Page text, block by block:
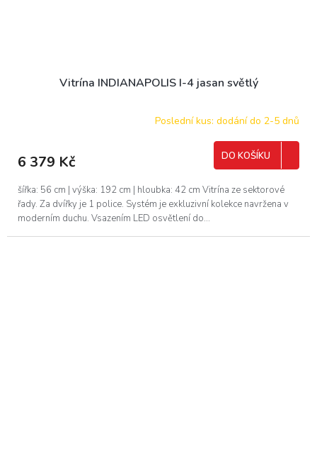
Vitrína INDIANAPOLIS I-4 jasan světlý
Poslední kus: dodání do 2-5 dnů
6 379 Kč DO KOŠÍKU
šířka: 56 cm | výška: 192 cm | hloubka: 42 cm Vitrína ze sektorové
řady. Za dvířky je 1 police. Systém je exkluzivní kolekce navržena v
moderním duchu. Vsazením LED osvětlení do...